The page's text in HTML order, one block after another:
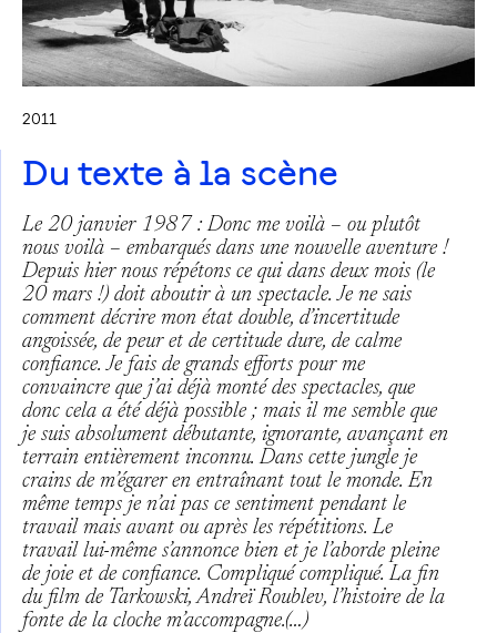
2011
Du texte à la scène
Le 20 janvier 1987 :Donc me voilà – ou plutôt
nous voilà – embarqués dans une nouvelle aventure !
Depuis hier nous répétons ce qui dans deux mois (le
20 mars !) doit aboutir à un spectacle. Je ne sais
comment décrire mon état double, d’incertitude
angoissée, de peur et de certitude dure, de calme
confiance.Je fais de grands efforts pour me
convaincre que j’ai déjà monté des spectacles, que
donc cela a été déjà possible ; mais il me semble que
je suis absolument débutante, ignorante, avançant en
terrain entièrement inconnu. Dans cette jungle je
crains de m’égarer en entraînant tout le monde.En
même temps je n’ai pas ce sentiment pendant le
travail mais avant ou après les répétitions. Le
travail lui-même s’annonce bien et je l’aborde pleine
de joie et de confiance. Compliqué compliqué.La fin
du film de Tarkowski, Andreï Roublev, l’histoire de la
fonte de la cloche m’accompagne.(…)